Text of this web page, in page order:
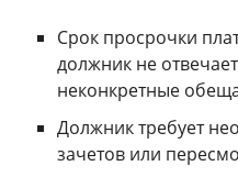
Срок просрочки
должник не
неконкретные
Должник требует
зачетов или